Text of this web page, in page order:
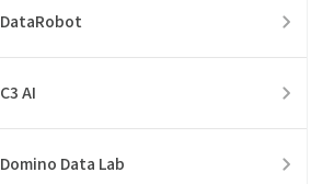
DataRobot
C3 AI
Domino Data Lab